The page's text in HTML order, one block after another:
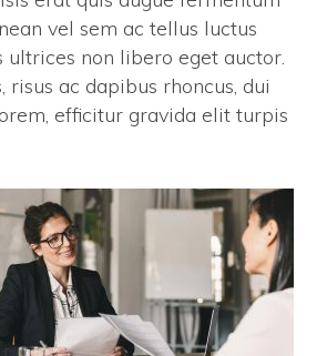
vel sem ac tellus luctus
ultrices non libero eget auctor.
risus ac dapibus rhoncus, dui
efficitur gravida elit turpis